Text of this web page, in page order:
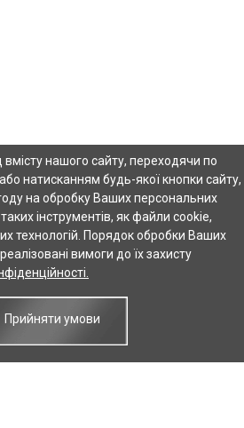
нашого сайту, переходячи по
натисканням будь-якої кнопки сайту,
на обробку Ваших персональних
інструментів, як файли cookie,
технологій. Порядок обробки Ваших
вимоги до їх захисту
Прийняти умови